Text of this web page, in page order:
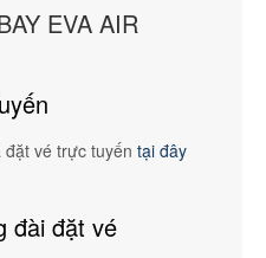
EVA AIR
đặt vé trực tuyến tại đây
đài đặt vé